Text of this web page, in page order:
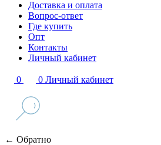
Доставка и оплата
Вопрос-ответ
Где купить
Опт
Контакты
Личный кабинет
0 0 Личный кабинет
← Обратно